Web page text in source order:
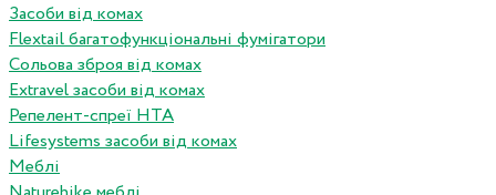
Засоби від комах
Flextail багатофункціональні фумігатори
Сольова зброя від комах
Extravel засоби від комах
Репелент-спреї HTA
Lifesystems засоби від комах
Меблі